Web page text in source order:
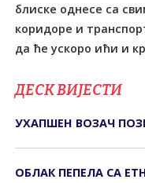
блиске однесе са
коридоре и
да ће ускоро ићи и
ДЕСК ВИЈЕСТИ
УХАПШЕН ВОЗАЧ
ОБЛАК ПЕПЕЛА СА